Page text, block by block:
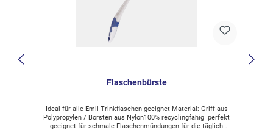
Flaschenbürste
Ideal für alle Emil Trinkflaschen geeignet Material: Griff aus
Polypropylen / Borsten aus Nylon100% recyclingfähig perfekt
geeignet für schmale Flaschenmündungen für die täglich